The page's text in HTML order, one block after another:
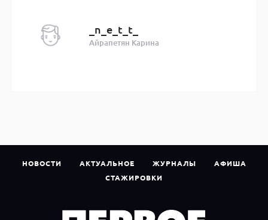
_n_e_t_t_
Айрапетян Карина
НОВОСТИ АКТУАЛЬНОЕ ЖУРНАЛЫ
АФИША
СТАЖИРОВКИ